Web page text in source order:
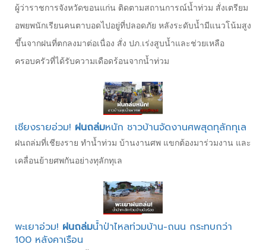
ผู้ว่าราชการจังหวัดขอนแก่น ติดตามสถานการณ์น้ำท่วม สั่งเตรียม
อพยพนักเรียนคนตาบอดไปอยู่ที่ปลอดภัย หลังระดับน้ำมีแนวโน้มสูง
ขึ้นจากฝนที่ตกลงมาต่อเนื่อง สั่ง ปภ.เร่งสูบน้ำและช่วยเหลือ
ครอบครัวที่ได้รับความเดือดร้อนจากน้ำท่วม
เชียงรายอ่วม! ฝนถล่มหนัก ชาวบ้านจัดงานศพสุดทุลักทุเล
ฝนถล่มที่เชียงราย ทำน้ำท่วม บ้านงานศพ แขกต้องมาร่วมงาน และ
เคลื่อนย้ายศพกันอย่างทุลักทุเล
พะเยาอ่วม! ฝนถล่มน้ำป่าไหลท่วมบ้าน-ถนน กระทบกว่า
100 หลังคาเรือน